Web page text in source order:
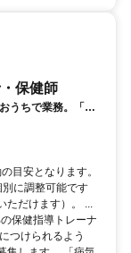
保健師
うちで業務。「も
の日中だけ」「夕
間調整が可能で
応えのある収入
ませんか？
目安となります。
に調整可能です
ただけます）。 ...
保健指導トレーナ
つけられるよう